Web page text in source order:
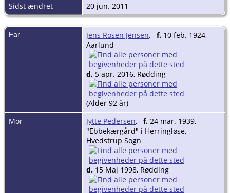
Sidst ændret
20 jun. 2011
Far Jens Rosen Jensen, f. 10 feb. 1924,
Aarlund
d. 5 apr. 2016, Rødding
(Alder 92 år)
Mor
Jytte Pedersen, f. 24 mar. 1939,
"Ebbekærgård" i Herringløse,
Hvedstrup Sogn
d. 15 Maj 1998, Rødding